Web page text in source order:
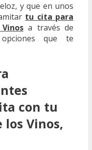
y que en unos
tu cita para
a través de
que te
con tu
los Vinos,